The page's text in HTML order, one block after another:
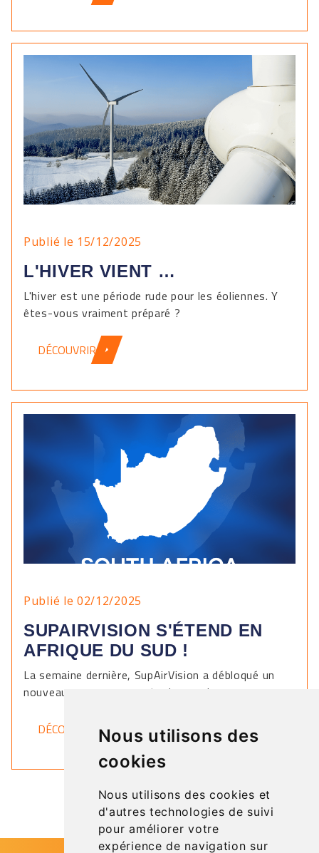
Nous utilisons des
cookies
Nous utilisons des cookies et
d'autres technologies de suivi
pour améliorer votre
expérience de navigation sur
Publié le 15/12/2025
L'HIVER VIENT …
L'hiver est une période rude pour les éoliennes. Y
êtes-vous vraiment préparé ?
DÉCOUVRIR
Publié le 02/12/2025
SUPAIRVISION S'ÉTEND EN
AFRIQUE DU SUD !
La semaine dernière, SupAirVision a débloqué un
nouveau pays sur sa carte du monde.
DÉCOUVRIR